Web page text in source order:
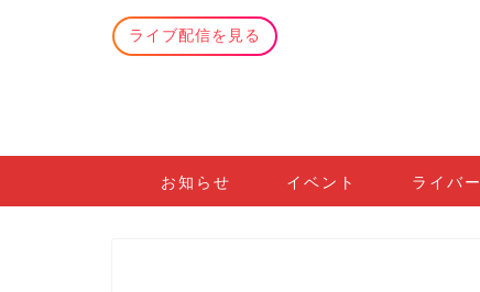
ライブ配信を見る
お知らせ イベント ライバー